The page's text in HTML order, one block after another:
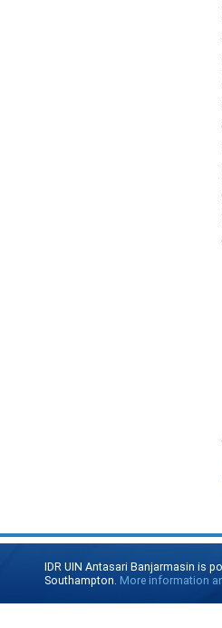
IDR UIN Antasari Banjarmasin is
Southampton. More information